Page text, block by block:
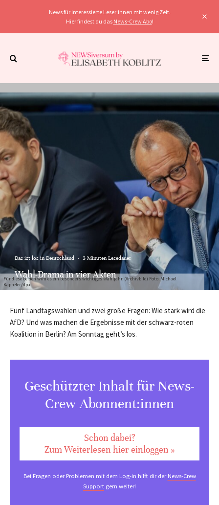
News für interessierte Leser:innen mit wenig Zeit.
Hier findest du das News-Crew Abo!
Für diese beiden wird es ein besonders wichtiges Wahljahr. (Archivbild) Foto: Michael
Kappeler/dpa
Das ist los in Deutschland · 3 Minuten Lesedauer
Wahl-Drama in vier Akten
Fünf Landtagswahlen und zwei große Fragen: Wie stark wird die
AfD? Und was machen die Ergebnisse mit der schwarz-roten
Koalition in Berlin? Am Sonntag geht’s los.
Geschützter Inhalt für News-
Crew Abonnent:innen
Schon dabei?
Zum Weiterlesen hier einloggen »
Bei Fragen oder Problemen mit dem Log-in hilft dir derNews-Crew
Support gern weiter!